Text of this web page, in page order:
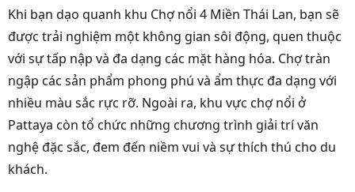
Khi bạn dạo quanh khu Chợ nổi 4 Miền Thái Lan, bạn sẽ
được trải nghiệm một không gian sôi động, quen thuộc
với sự tấp nập và đa dạng các mặt hàng hóa. Chợ tràn
ngập các sản phẩm phong phú và ẩm thực đa dạng với
nhiều màu sắc rực rỡ. Ngoài ra, khu vực chợ nổi ở
Pattaya còn tổ chức những chương trình giải trí văn
nghệ đặc sắc, đem đến niềm vui và sự thích thú cho du
khách.